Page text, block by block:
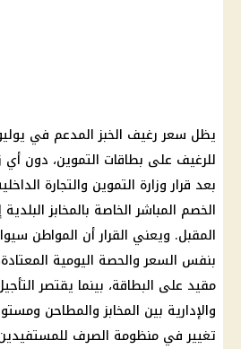
للرغيف على بطاقات التموين، دون أي
بعد قرار وزارة التموين والتجارة
الخصم المباشر الخاصة بالمخابز
المقبل. ويعني القرار أن المواطن
مقيد على البطاقة، بينما يقتصر
والإدارية بين المخابز والمطاحن
تغيير في منظومة الصرف